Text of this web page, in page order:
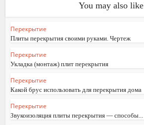
You may also like
Перекрытие
Плиты перекрытия своими руками. Чертеж
Перекрытие
Укладка (монтаж) плит перекрытия
Перекрытие
Какой брус использовать для перекрытия дома
Перекрытие
Звукоизоляция плиты перекрытия — способы...